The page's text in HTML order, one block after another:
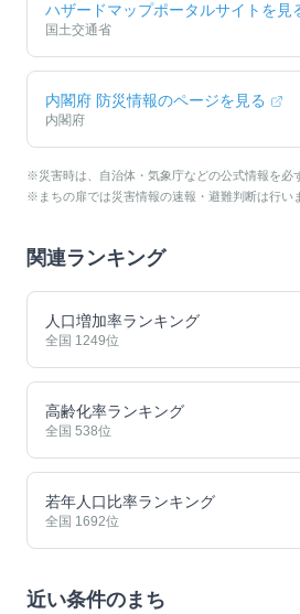
ハザードマップポータルサイトを見
国土交通省
内閣府 防災情報のページを見る
内閣府
※災害時は、自治体・気象庁などの公式情報を必
※まちの扉では災害情報の速報・避難判断は行い
関連ランキング
人口増加率ランキング
全国 1249位
高齢化率ランキング
全国 538位
若年人口比率ランキング
全国 1692位
近い条件のまち